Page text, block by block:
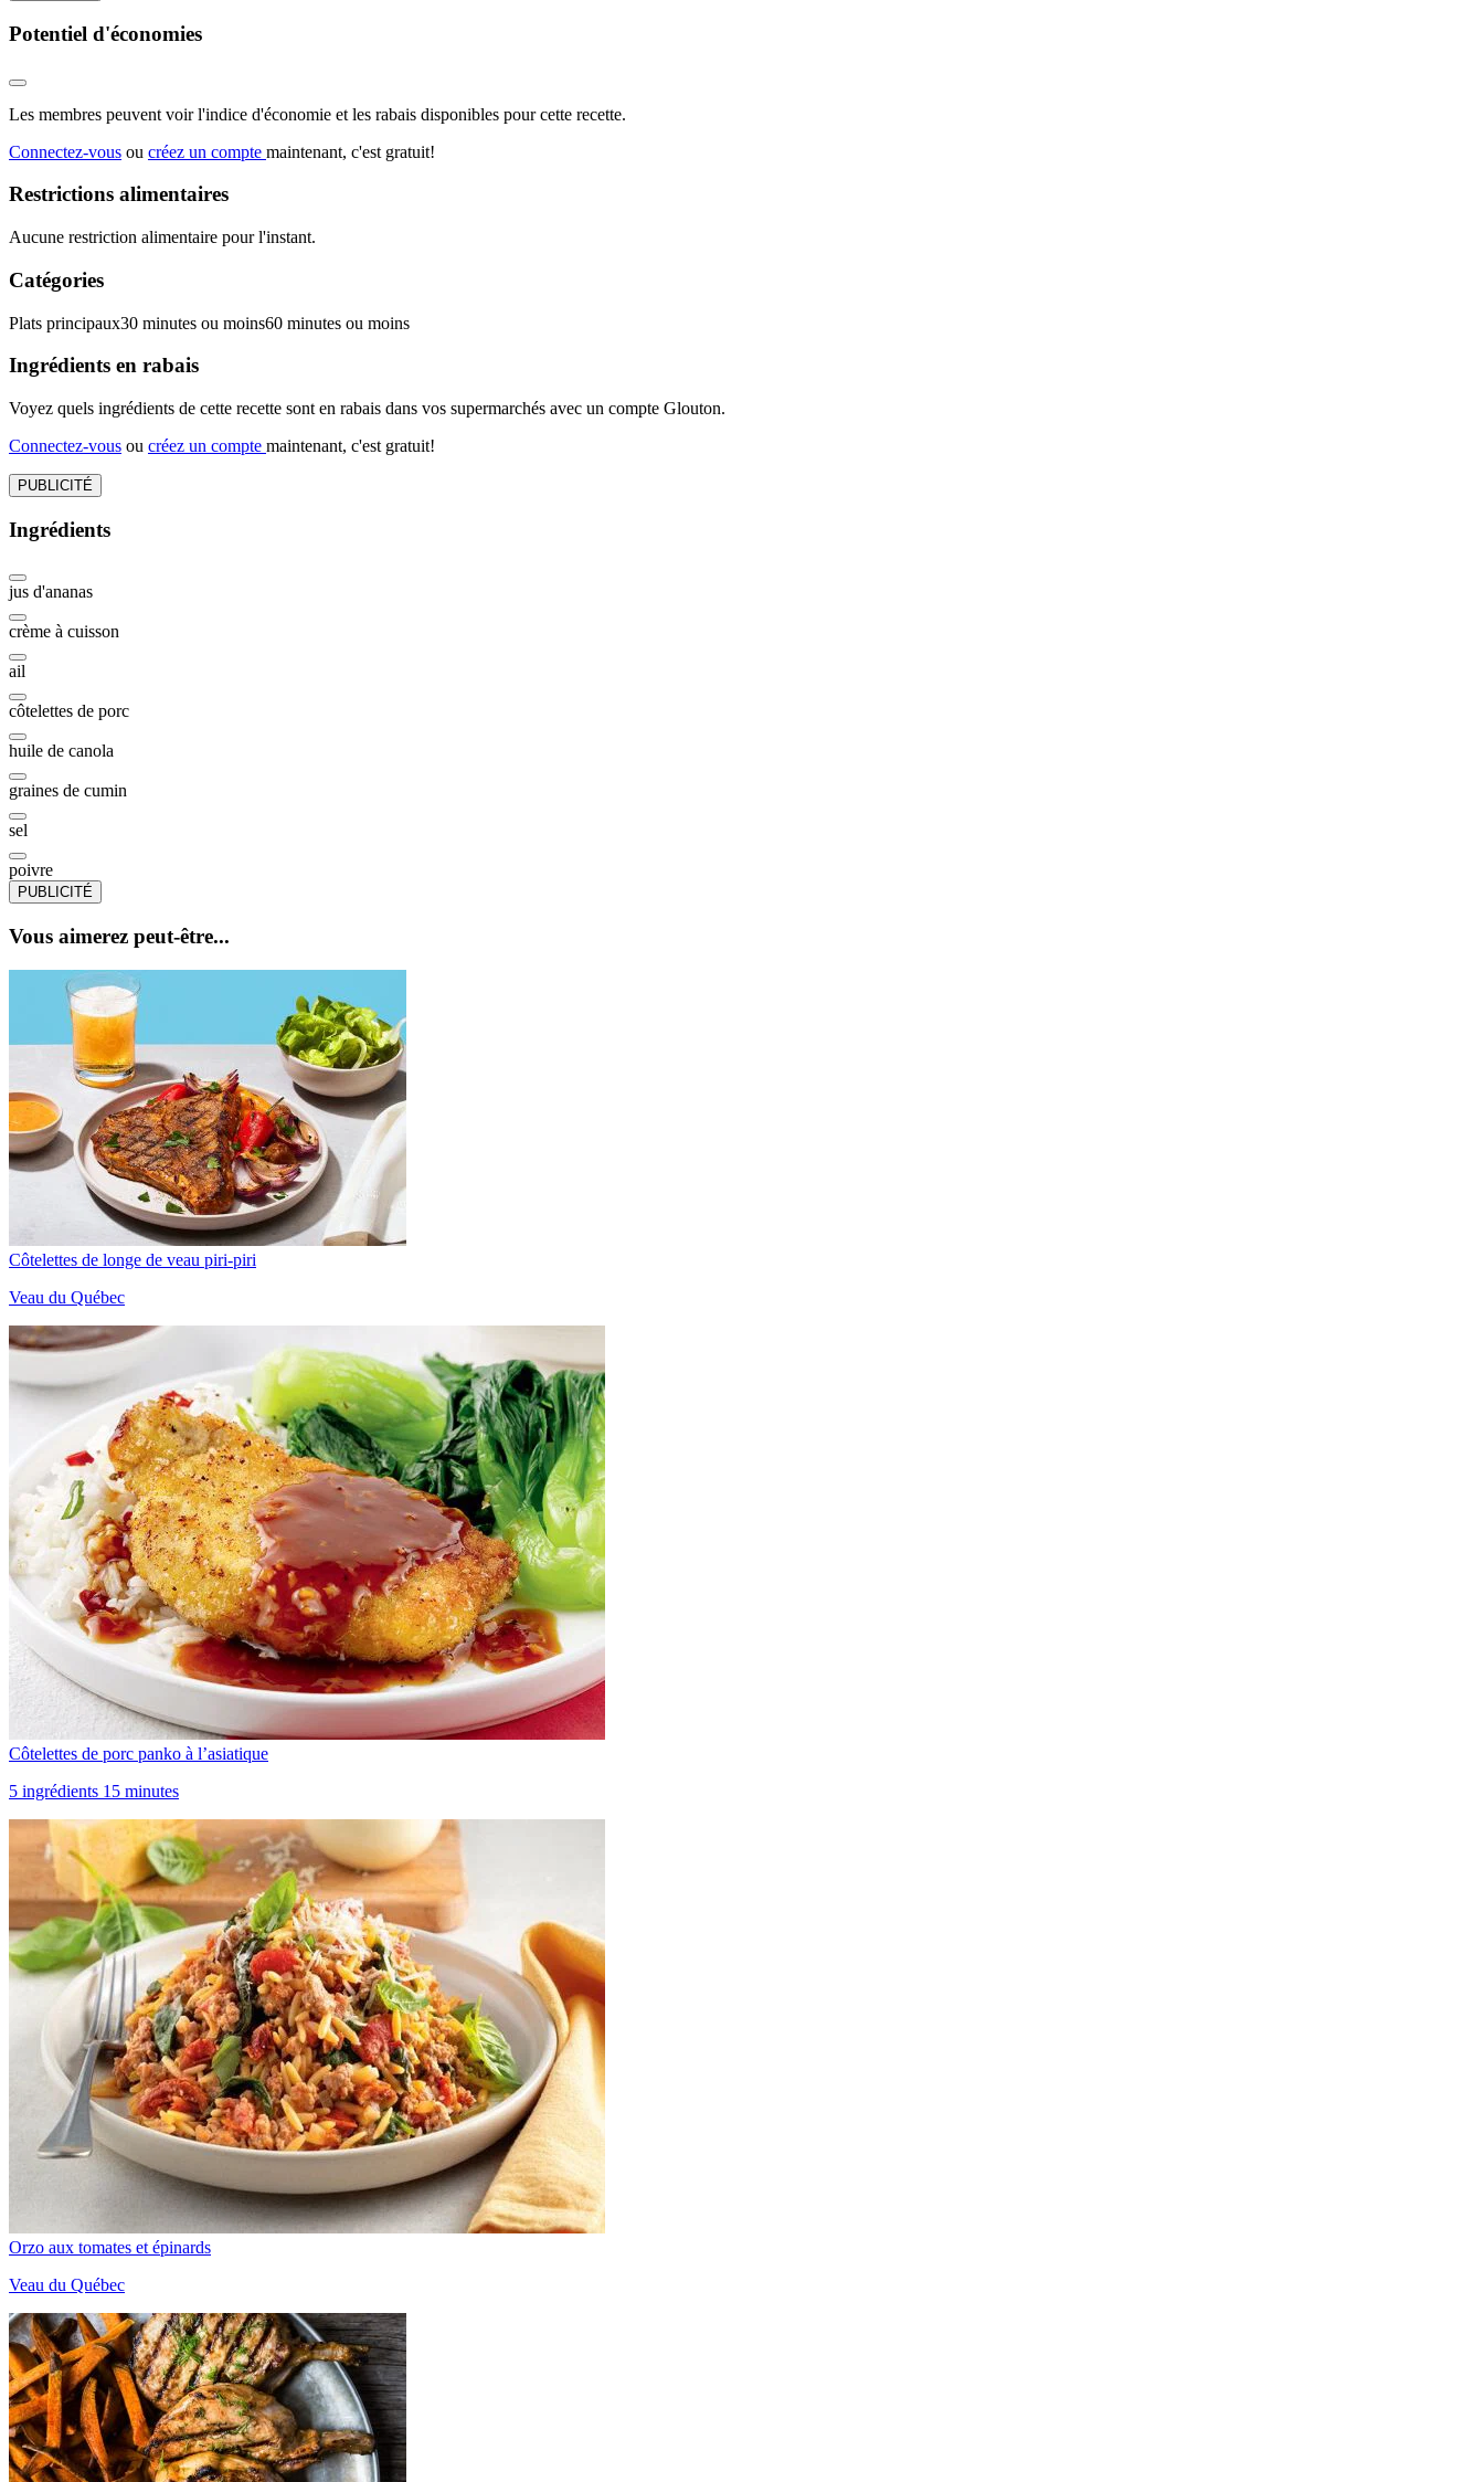
Potentiel d'économies
Les membres peuvent voir l'indice d'économie et les rabais disponibles pour cette recette.
Connectez-vous ou créez un compte maintenant, c'est gratuit!
Restrictions alimentaires
Aucune restriction alimentaire pour l'instant.
Catégories
Plats principaux30 minutes ou moins60 minutes ou moins
Ingrédients en rabais
Voyez quels ingrédients de cette recette sont en rabais dans vos supermarchés avec un compte Glouton.
Connectez-vous ou créez un compte maintenant, c'est gratuit!
PUBLICITÉ
Ingrédients
jus d'ananas
crème à cuisson
ail
côtelettes de porc
huile de canola
graines de cumin
sel
poivre
PUBLICITÉ
Vous aimerez peut-être...
Côtelettes de longe de veau piri-piri
Veau du Québec
Côtelettes de porc panko à l’asiatique
5 ingrédients 15 minutes
Orzo aux tomates et épinards
Veau du Québec